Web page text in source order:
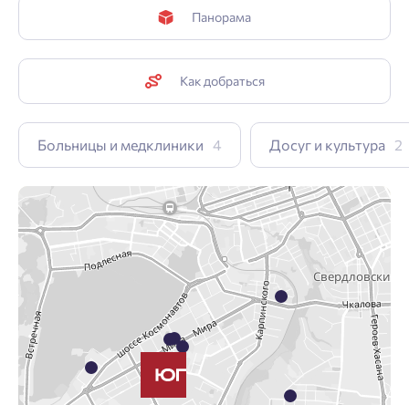
Панорама
Как добраться
Больницы и медклиники 4 Досуг и культура 2